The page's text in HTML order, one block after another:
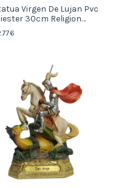
Virgen De Lujan Pvc
30cm Religion